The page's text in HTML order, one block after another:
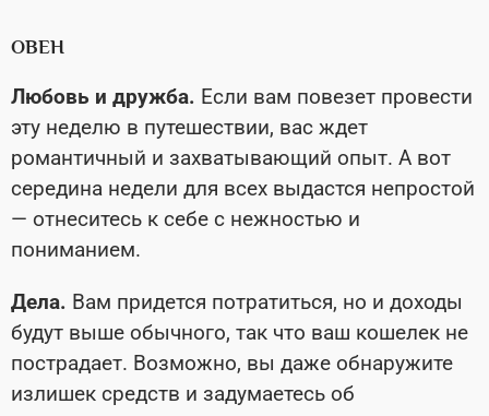
ОВЕН
Любовь и дружба. Если вам повезет провести
эту неделю в путешествии, вас ждет
романтичный и захватывающий опыт. А вот
середина недели для всех выдастся непростой
— отнеситесь к себе с нежностью и
пониманием.
Дела. Вам придется потратиться, но и доходы
будут выше обычного, так что ваш кошелек не
пострадает. Возможно, вы даже обнаружите
излишек средств и задумаетесь об